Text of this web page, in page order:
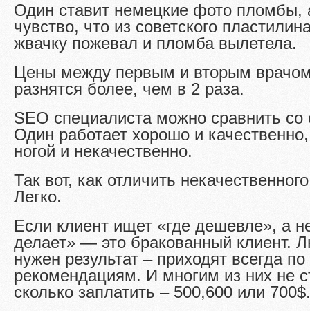
Один ставит немецкие фото пломбы,
чувство, что из советского
жвачку пожевал и пломба вылетела.
Цены между первым и вторым
разнятся более, чем в 2 раза.
SEO специалиста можно сравнить со
Один работает хорошо и
ногой и некачественно.
Так вот, как отличить
Легко.
Если клиент ищет «где дешевле», а
делает» — это бракованный клиент.
нужен результат – приходят всегда по
рекомендациям. И многим из них не
сколько заплатить – 500,600 или 700$.